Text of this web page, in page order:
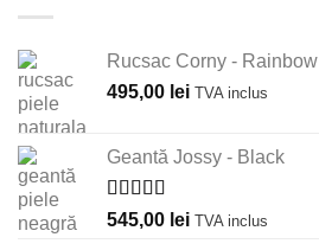
Rucsac Corny - Rainbow
495,00 lei TVA inclus
Geantă Jossy - Black
Evaluat la
din 5
545,00 lei TVA inclus